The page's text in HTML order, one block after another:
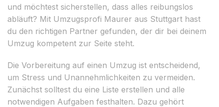
und möchtest sicherstellen, dass alles reibungslos
abläuft? Mit Umzugsprofi Maurer aus Stuttgart hast
du den richtigen Partner gefunden, der dir bei deinem
Umzug kompetent zur Seite steht.
Die Vorbereitung auf einen Umzug ist entscheidend,
um Stress und Unannehmlichkeiten zu vermeiden.
Zunächst solltest du eine Liste erstellen und alle
notwendigen Aufgaben festhalten. Dazu gehört